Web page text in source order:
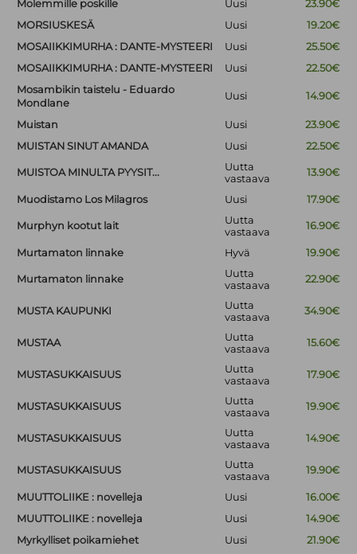
Molemmille poskille Uusi
23.90€
MORSIUSKESÄ
Uusi
19.20€
MOSAIIKKIMURHA : DANTE-MYSTEERI
Uusi
25.50€
MOSAIIKKIMURHA : DANTE-MYSTEERI
Uusi
22.50€
Mosambikin taistelu - Eduardo
Mondlane
Uusi 14.90€
Muistan Uusi
23.90€
MUISTAN SINUT AMANDA
Uusi 22.50€
MUISTOA MINULTA PYYSIT...
Uutta
vastaava
13.90€
Muodistamo Los Milagros Uusi 17.90€
Murphyn kootut lait
Uutta
vastaava
16.90€
Murtamaton linnake Hyvä 19.90€
Murtamaton linnake
Uutta
vastaava
22.90€
MUSTA KAUPUNKI
Uutta
vastaava
34.90€
MUSTAA
Uutta
vastaava
15.60€
MUSTASUKKAISUUS
Uutta
vastaava
17.90€
MUSTASUKKAISUUS
Uutta
vastaava
19.90€
MUSTASUKKAISUUS
Uutta
vastaava
14.90€
MUSTASUKKAISUUS
Uutta
vastaava
19.90€
MUUTTOLIIKE : novelleja Uusi
16.00€
MUUTTOLIIKE : novelleja
Uusi
14.90€
Myrkylliset poikamiehet
Uusi 21.90€